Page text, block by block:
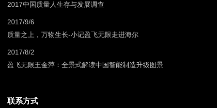
2017中国质量人生存与发展调查
2017/9/6
质量之上，万物生长-小记盈飞无限走进海尔
2017/8/2
盈飞无限王金萍：全景式解读中国智能制造升级图景
联系方式